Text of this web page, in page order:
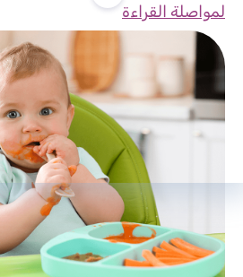
البحث عن أخصائيي التغذية وأخصائيات
طلب الالتزام
طلب استرداد
لمواصلة القراءة